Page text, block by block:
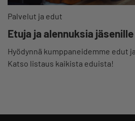
Palvelut ja edut
Etuja ja alennuksia jäsenille
Hyödynnä kumppaneidemme edut
Katso listaus kaikista eduista!